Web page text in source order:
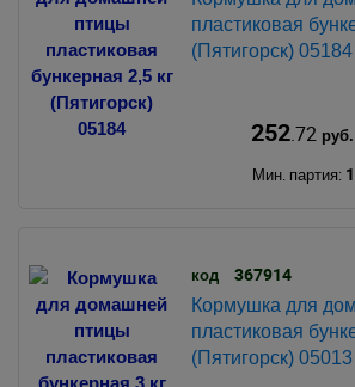
пластиковая
(Пятигорск) 05184
252.72 руб.
Мин. партия:
код 367914
Кормушка для
пластиковая
(Пятигорск) 05013